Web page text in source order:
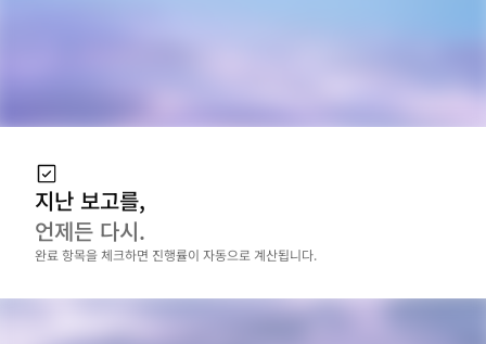
지난 보고를,
언제든 다시.
완료 항목을 체크하면 진행률이 자동으로 계산됩니다.